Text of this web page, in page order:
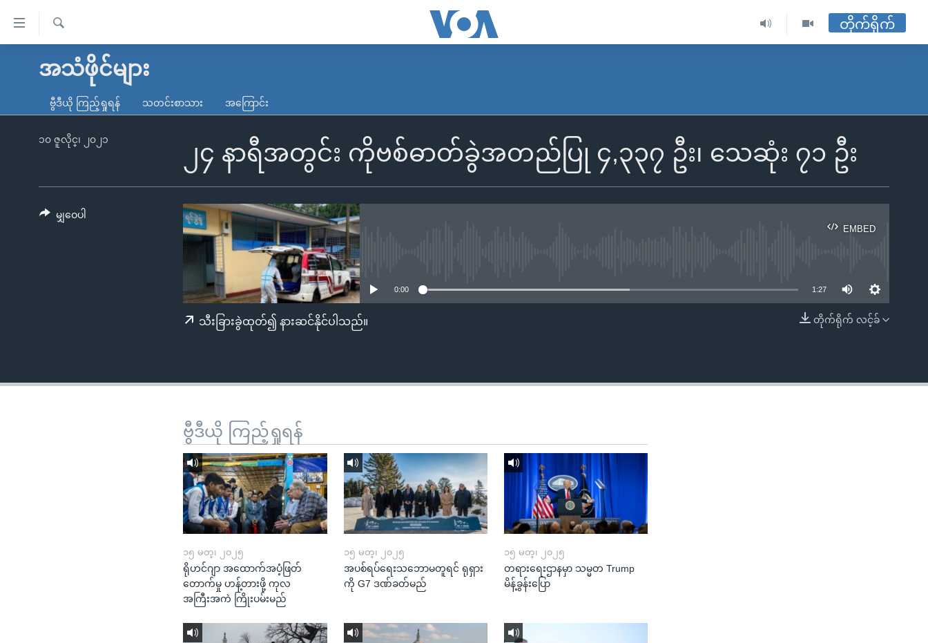
လွယ်ကူ
သည့်
ကျော်
မူလစာမျက်နှာ
ကမ္ဘာ့သတင်းများ
နိုင်ငံတကာ
တရုတ်
အစ္စရေး-ပါလက်စတိုင်း
ရပ်ဝန်းတခု လမ်းတခု အလွန်
အင်္ဂလိပ်စာလေ့လာမယ်
ရ
တိုက်ရိုက်
အသံဖိုင်များ
ဗွီဒီယို ကြည့်ရှုရန် သတင်းစာသား အကြောင်း
၂၄ နာရီအတွင်း ကိုဗစ်ဓာတ်ခွဲအတည်ပြု ၄,၃၃၇ ဦး၊ သေဆုံး ၇၁ ဦး
၁၀ ဇူလိုင္၊ ၂၀၂၁
EMBED
EMBED
0:00 1:27
တိုက်ရိုက် လင့်ခ်
သီးခြားခွဲထုတ်၍ နားဆင်နိုင်ပါသည်။
မျှဝေပါ
ဗွီဒီယို ကြည့်ရှုရန်
၁၅ မတ္၊ ၂၀၂၅
ရိုဟင်ဂျာ အထောက်အပံ့ဖြတ်
တောက်မှု ဟန့်တားဖို့ ကုလ
အကြီးအကဲ ကြိုးပမ်းမည်
၁၅ မတ္၊ ၂၀၂၅
အပစ်ရပ်ရေးသဘောမတူရင် ရုရှား
ကို G7 ဒဏ်ခတ်မည်
၁၅ မတ္၊ ၂၀၂၅
တရားရေးဌာနမှာ သမ္မတ Trump
မိန့်ခွန်းပြော